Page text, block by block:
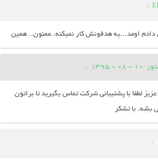
:
اومد...یه هدفونش کار نمیکنه..ممنون.. همین
10 - 08 - 1395
:
لطفا با پشتیبانی شرکت تماس بگیرید تا براتون
بشه. با تشکر
: